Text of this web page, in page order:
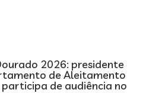
2026: presidente
de Aleitamento
de audiência no